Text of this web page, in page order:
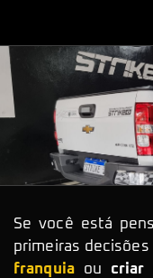
Se você está
primeiras
franquiaou criar